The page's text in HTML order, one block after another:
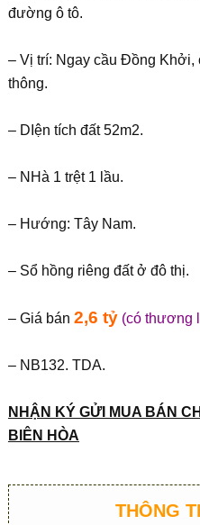
đường ô tô.
– Vị trí: Ngay cầu Đồng
thông.
– DIện tích đất 52m2.
– NHà 1 trệt 1 lầu.
– Hướng: Tây Nam.
– Sổ hồng riêng đất ở đô thị.
– Giá bán 2,6 tỷ (có thương
– NB132. TDA.
NHẬN KÝ GỬI MUA BÁN
BIÊN HÒA
THÔNG